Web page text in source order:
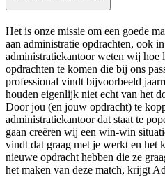
Het is onze missie om een goede
aan administratie opdrachten, ook
administratiekantoor weten wij hoe
opdrachten te komen die bij ons
professional vindt bijvoorbeeld
houden eigenlijk niet echt van het
Door jou (en jouw opdracht) te
administratiekantoor dat staat te
gaan creëren wij een win-win
vindt dat graag met je werkt en het
nieuwe opdracht hebben die ze
het maken van deze match, krijgt